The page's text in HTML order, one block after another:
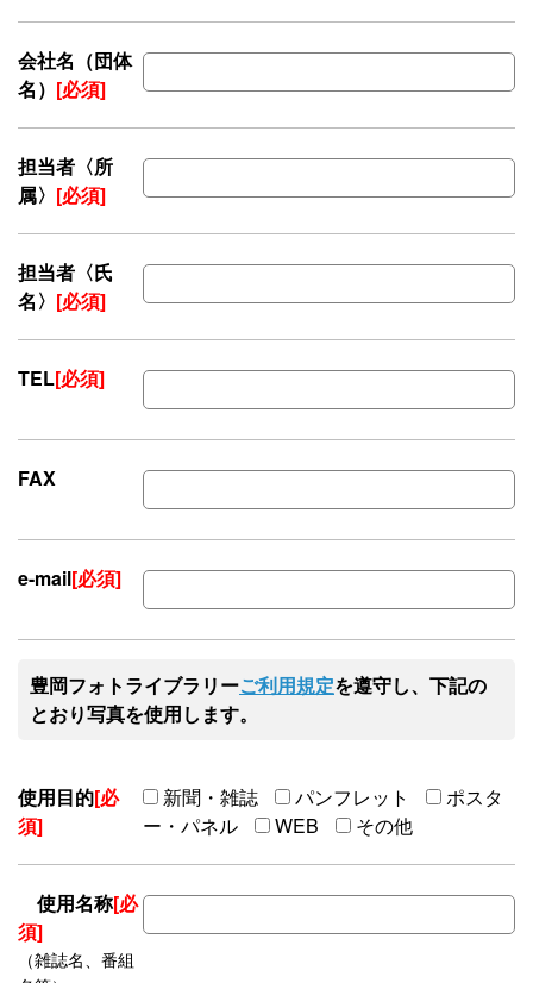
会社名（団体
名） [必須]
担当者〈所
属〉 [必須]
担当者〈氏
名〉 [必須]
TEL[必須]
FAX
e-mail[必須]
豊岡フォトライブラリーご利用規定を遵守し、下記の
とおり写真を使用します。
使用目的[必
須]
新聞・雑誌 パンフレット
ポスタ
ー・パネル
WEB その他
使用名称[必
須]
（雑誌名、番組